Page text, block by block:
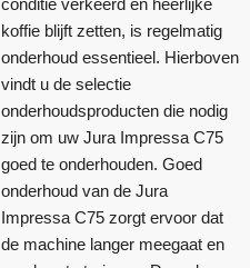
conditie verkeerd en heerlijke
koffie blijft zetten, is regelmatig
onderhoud essentieel. Hierboven
vindt u de selectie
onderhoudsproducten die nodig
zijn om uw Jura Impressa C75
goed te onderhouden. Goed
onderhoud van de Jura
Impressa C75 zorgt ervoor dat
de machine langer meegaat en